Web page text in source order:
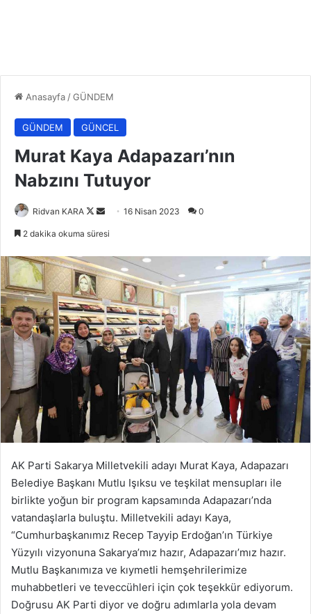
Anasayfa /GÜNDEM
GÜNDEM GÜNCEL
Murat Kaya Adapazarı’nın
Nabzını Tutuyor
Ridvan KARA
Follow
Bir
göndermek
16 Nisan 2023 0
2 dakika okuma süresi
AK Parti Sakarya Milletvekili adayı Murat Kaya, Adapazarı
Belediye Başkanı Mutlu Işıksu ve teşkilat mensupları ile
birlikte yoğun bir program kapsamında Adapazarı’nda
vatandaşlarla buluştu. Milletvekili adayı Kaya,
“Cumhurbaşkanımız Recep Tayyip Erdoğan’ın Türkiye
Yüzyılı vizyonuna Sakarya’mız hazır, Adapazarı’mız hazır.
Mutlu Başkanımıza ve kıymetli hemşehrilerimize
muhabbetleri ve teveccühleri için çok teşekkür ediyorum.
Doğrusu AK Parti diyor ve doğru adımlarla yola devam